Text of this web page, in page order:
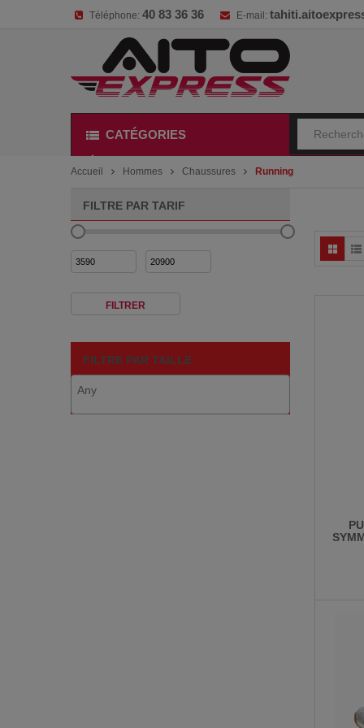
Téléphone: 40 83 36 36 E-mail:
CATÉGORIES
Accueil Hommes Chaussures Running
FILTRE PAR TARIF
FILTRER
FILTRE PAR TAILLE